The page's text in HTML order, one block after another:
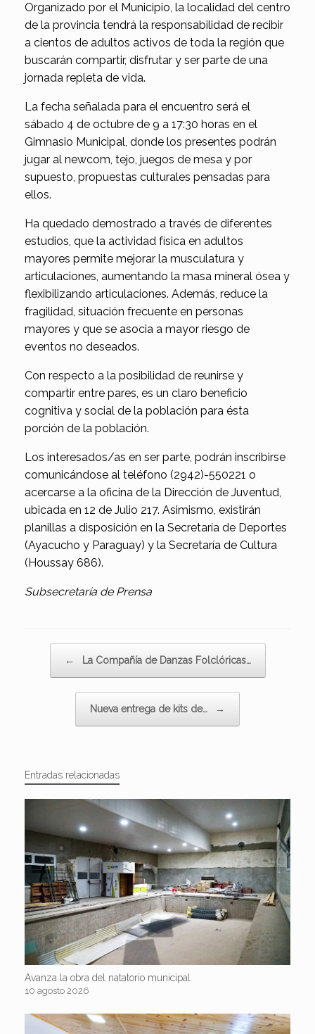
Organizado por el Municipio, la localidad del centro
de la provincia tendrá la responsabilidad de recibir
a cientos de adultos activos de toda la región que
buscarán compartir, disfrutar y ser parte de una
jornada repleta de vida.
La fecha señalada para el encuentro será el
sábado 4 de octubre de 9 a 17:30 horas en el
Gimnasio Municipal, donde los presentes podrán
jugar al newcom, tejo, juegos de mesa y por
supuesto, propuestas culturales pensadas para
ellos.
Ha quedado demostrado a través de diferentes
estudios, que la actividad física en adultos
mayores permite mejorar la musculatura y
articulaciones, aumentando la masa mineral ósea y
flexibilizando articulaciones. Además, reduce la
fragilidad, situación frecuente en personas
mayores y que se asocia a mayor riesgo de
eventos no deseados.
Con respecto a la posibilidad de reunirse y
compartir entre pares, es un claro beneficio
cognitiva y social de la población para ésta
porción de la población.
Los interesados/as en ser parte, podrán inscribirse
comunicándose al teléfono (2942)-550221 o
acercarse a la oficina de la Dirección de Juventud,
ubicada en 12 de Julio 217. Asimismo, existirán
planillas a disposición en la Secretaría de Deportes
(Ayacucho y Paraguay) y la Secretaría de Cultura
(Houssay 686).
Subsecretaría de Prensa
← La Compañía de Danzas Folclóricas…
Nueva entrega de kits de… →
Entradas relacionadas
Avanza la obra del natatorio municipal
10 agosto 2026